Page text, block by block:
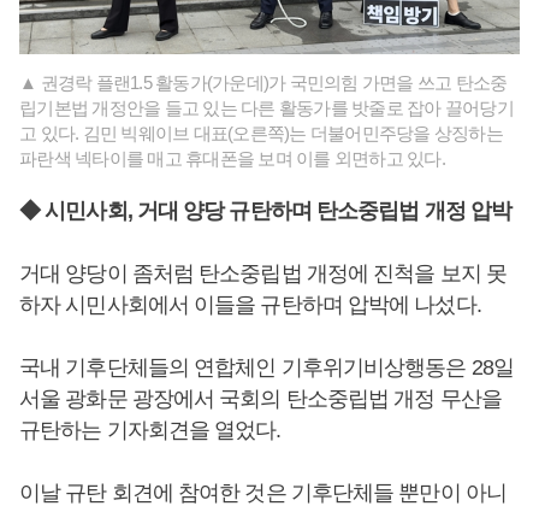
▲ 권경락 플랜1.5 활동가(가운데)가 국민의힘 가면을 쓰고 탄소중
립기본법 개정안을 들고 있는 다른 활동가를 밧줄로 잡아 끌어당기
고 있다. 김민 빅웨이브 대표(오른쪽)는 더불어민주당을 상징하는
파란색 넥타이를 매고 휴대폰을 보며 이를 외면하고 있다.
◆ 시민사회, 거대 양당 규탄하며 탄소중립법 개정 압박
거대 양당이 좀처럼 탄소중립법 개정에 진척을 보지 못
하자 시민사회에서 이들을 규탄하며 압박에 나섰다.
국내 기후단체들의 연합체인 기후위기비상행동은 28일
서울 광화문 광장에서 국회의 탄소중립법 개정 무산을
규탄하는 기자회견을 열었다.
이날 규탄 회견에 참여한 것은 기후단체들 뿐만이 아니